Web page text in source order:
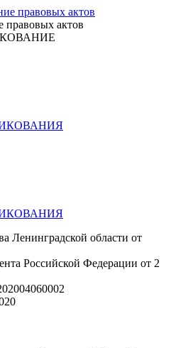
правовых актов
Ленинградской области от
Российской Федерации от 2